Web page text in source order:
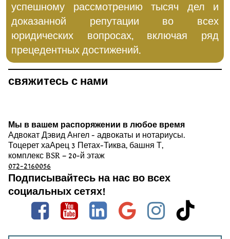
успешному рассмотрению тысяч дел и
доказанной репутации во всех
юридических вопросах, включая ряд
прецедентных достижений.
свяжитесь с нами
Мы в вашем распоряжении в любое время
Адвокат Дэвид Ангел - адвокаты и нотариусы.
Тоцерет хаАрец 3 Петах-Тиква, башня Т,
комплекс BSR – 20-й этаж
072-2160056
Подписывайтесь на нас во всех
социальных сетях!
Facebook
Youtube
linkedin
google